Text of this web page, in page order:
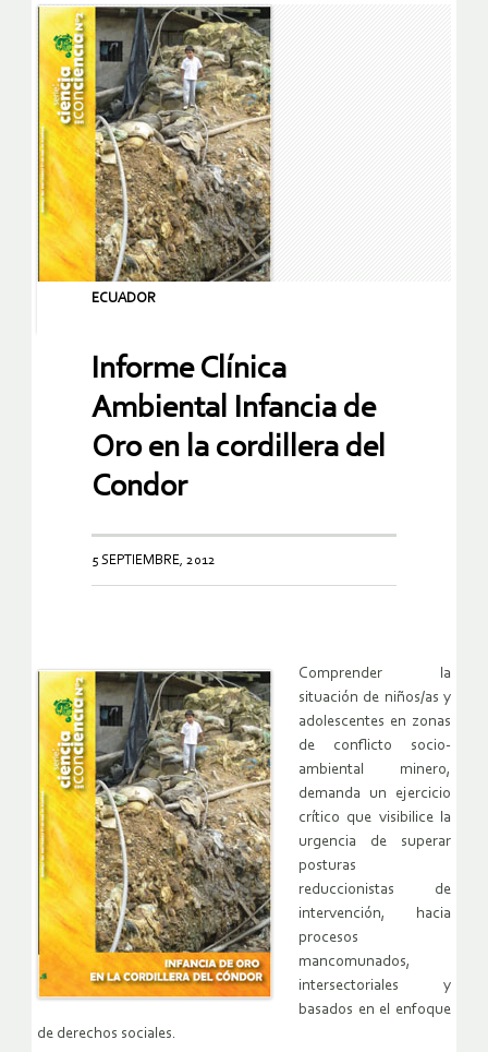
ECUADOR
Informe Clínica
Ambiental Infancia de
Oro en la cordillera del
Condor
5 SEPTIEMBRE, 2012
Comprender la
situación de niños/as y
adolescentes en zonas
de conflicto socio-
ambiental minero,
demanda un ejercicio
crítico que visibilice la
urgencia de superar
posturas
reduccionistas de
intervención, hacia
procesos
mancomunados,
intersectoriales y
basados en el enfoque
de derechos sociales.